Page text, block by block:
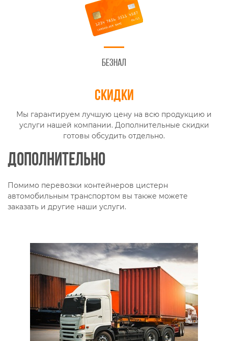
Безнал
Скидки
Мы гарантируем лучшую цену на всю продукцию и
услуги нашей компании. Дополнительные скидки
готовы обсудить отдельно.
Дополнительно
Помимо перевозки контейнеров цистерн
автомобильным транспортом вы также можете
заказать и другие наши услуги.